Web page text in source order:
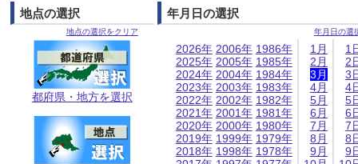
地点の選択
地点の選択をクリア
都府県・地方を選択
年月日の選択
年月日の選
2026年
2025年
2024年
2023年
2022年
2021年
2020年
2019年
2018年
2006年
2005年
2004年
2003年
2002年
2001年
2000年
1999年
1998年
1986年
1985年
1984年
1983年
1982年
1981年
1980年
1979年
1978年
1月
2月
3月
4月
5月
6月
7月
8月
9月
1
2
3
4
5
6
7
8
9